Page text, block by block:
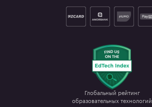
Глобальный рейтинг
образовательных технологий